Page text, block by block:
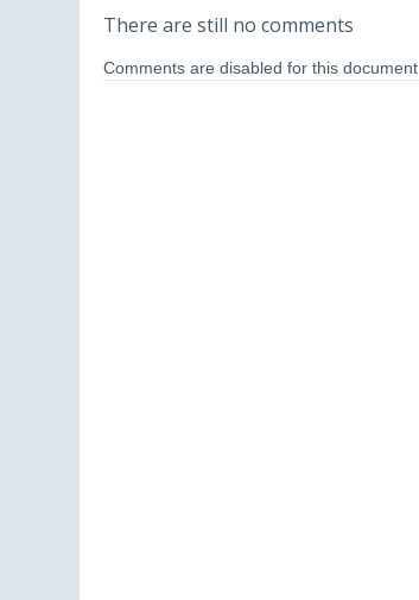
There are still no comments
Comments are disabled for this document